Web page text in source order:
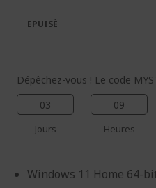
Dépêchez-vous ! Le code
03
Jours
09
Heures
Windows 11 Home 64-
EPUISÉ